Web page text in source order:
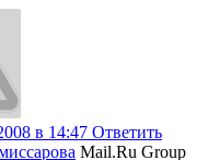
в 14:47 Ответить
Mail.Ru Group